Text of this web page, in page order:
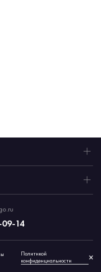
14
Политикой
конфиденциальности
×